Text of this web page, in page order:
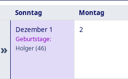
Sonntag Montag
»
Dezember 1
Geburtstage:
Holger(46)
2